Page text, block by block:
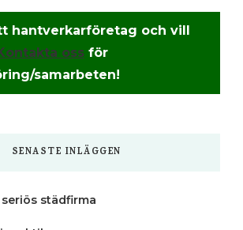
hantverkarföretag och vill
oss för
samarbeten!
SENASTE INLÄGGEN
städfirma